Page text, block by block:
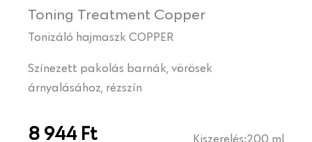
Toning Treatment Copper
Tonizáló hajmaszk COPPER
Színezett pakolás barnák, vörösek
árnyalásához, rézszín
8 944 Ft Kiszerelés:200 ml